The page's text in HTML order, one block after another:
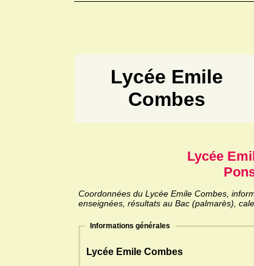
Lycée Emile
Combes
Lycée
Coordonnées du Lycée Emile Combes,
enseignées, résultats au Bac (palmarès),
Informations générales
Lycée Emile Combes